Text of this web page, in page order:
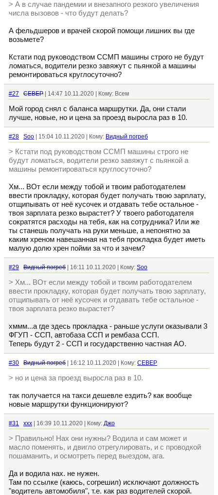
> А в случае пандемии и внезапного резкого увеличения
числа вызовов - что будут делать?
А фельдшеров и врачей скорой помощи лишних вы где
возьмете?
Кстати под руководством ССМП машины строго не будут
ломаться, водители резко завяжут с пьянкой а машины
ремонтироваться круглосуточно?
#27 CEBEP | 14:47 10.11.2020 | Кому: Всем
Мой город снял с баланса маршрутки. Да, они стали
лучше, новые, но и цена за проезд выросла раз в 10.
#28 Soo | 15:04 10.11.2020 | Кому: Видный погреб
> Кстати под руководством ССМП машины строго не
будут ломаться, водители резко завяжут с пьянкой а
машины ремонтироваться круглосуточно?
Хм... ВОт если между тобой и твоим работодателем
ввести прокладку, которая будет получать твою зарплату,
отщипывать от неё кусочек и отдавать тебе остальное -
твоя зарплата резко вырастет? У твоего работодателя
сократятся расходы на тебя, как на сотрудника? Или же
ты станешь получать на руки меньше, а непонятно за
каким хреном навешанная на тебя прокладка будет иметь
малую долю хрен пойми за что и зачем?
#29 Видный погреб | 16:11 10.11.2020 | Кому: Soo
> Хм... ВОт если между тобой и твоим работодателем
ввести прокладку, которая будет получать твою зарплату,
отщипывать от неё кусочек и отдавать тебе остальное -
твоя зарплата резко вырастет?
хммм...а где здесь прокладка - раньше услуги оказывали 3
ФГУП - ССП, автобаза ССП и рембаза ССП.
Теперь будут 2 - ССП и государственно частная АО.
#30 Видный погреб | 16:12 10.11.2020 | Кому: CEBEP
> но и цена за проезд выросла раз в 10.
так получается на такси дешевле ездить? как вообще
новые маршрутки функционируют?
#31 xxx | 16:39 10.11.2020 | Кому: Джо
> Правильно! Нах они нужны? Водила и сам может и
масло поменять, и двигло отрегулировать, и с проводкой
пошаманить, и осмотреть перед выездом, ага.
Да и водила нах. не нужен.
Там по ссылке (каюсь, согрешил) исключают должность
"водитель автомобиля", т.е. как раз водителей скорой.